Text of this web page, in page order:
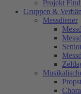
Projekt
Gruppen &
Messdiener